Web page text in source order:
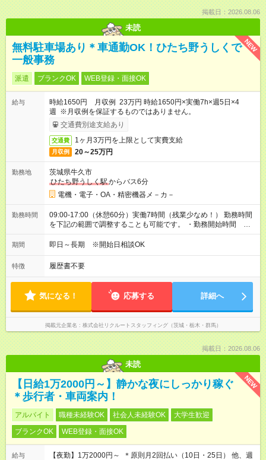
掲載日：2026.08.06
未読
NEW
無料駐車場あり＊車通勤OK！ひたち野うしくで
一般事務
派遣 ブランクOK WEB登録・面接OK
給与
時給1650円 月収例 23万円 時給1650円×実働7h×週5日×4
週 ※月収例を保証するものではありません。
交通費別途支給あり
交通費 1ヶ月3万円を上限として実費支給
月収例 20～25万円
勤務地
茨城県牛久市
ひたち野うしく駅からバス6分
電機・電子・OA・精密機器メ－カ－
勤務時間
09:00-17:00（休憩60分）実働7時間（残業少なめ！） 勤務時間
を下記の範囲で調整することも可能です。 ・勤務開始時間
08:30～09:30 ・勤務終了時間 16:00～17:15 ・実働 05:30～
07:45
期間 即日～長期 ※開始日相談OK
特徴 履歴書不要
気になる！ 応募する 詳細へ
掲載元企業名 株式会社リクルートスタッフィング（茨城・栃木・群馬）
掲載日：2026.08.06
未読
NEW
【日給1万2000円～】静かな夜にしっかり稼ぐ
＊歩行者・車両案内！
アルバイト 職種未経験OK 社会人未経験OK
大学生歓迎
ブランクOK
WEB登録・面接OK
給与
【夜勤】1万2000円～ ＊原則月2回払い（10日・25日） 他、週